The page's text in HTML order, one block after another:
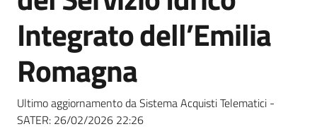
English
site
Integrato dell’Emilia
Romagna
Ultimo aggiornamento da Sistema Acquisti Telematici -
SATER: 26/02/2026 22:26